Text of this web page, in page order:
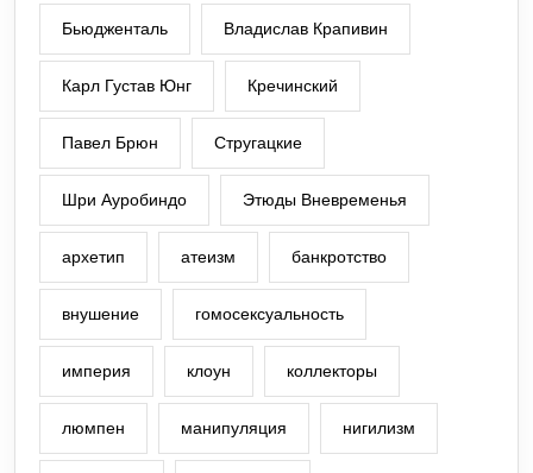
Бьюдженталь Владислав Крапивин
Карл Густав Юнг Кречинский
Павел Брюн Стругацкие
Шри Ауробиндо Этюды Вневременья
архетип атеизм банкротство
внушение гомосексуальность
империя клоун коллекторы
люмпен манипуляция нигилизм